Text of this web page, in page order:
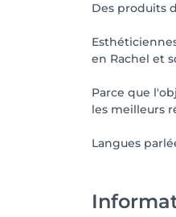
Des produits
en Rachel et
Parce que
les meilleurs
Langues